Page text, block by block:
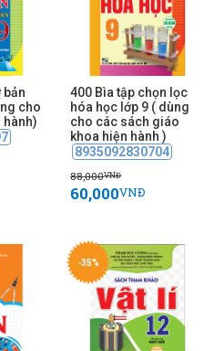
bản
cho
hành)
400 Bìa tập chọn lọc
hóa học lớp 9 ( dùng
cho các sách giáo
khoa hiện hành )
8935092830704
88,000VNĐ
60,000VNĐ
-35%